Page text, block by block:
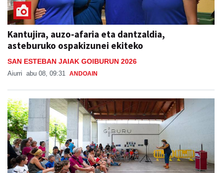
Kantujira, auzo-afaria eta dantzaldia,
asteburuko ospakizunei ekiteko
SAN ESTEBAN JAIAK GOIBURUN 2026
Aiurri abu 08, 09:31 ANDOAIN